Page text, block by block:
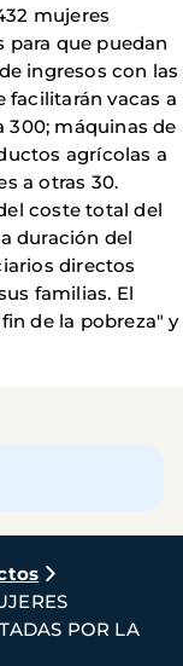
mujeres
para que puedan
ingresos con las
facilitarán vacas a
300; máquinas de
agrícolas a
a otras 30.
coste total del
duración del
directos
familias. El
de la pobreza" y
POR LA